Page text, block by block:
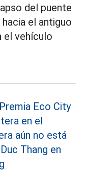
del puente
el antiguo
el vehículo